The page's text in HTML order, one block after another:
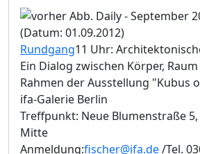
(Datum: 01.09.2012)
Rundgang11 Uhr:
Ein Dialog zwischen Körper,
Rahmen der Ausstellung "Kubus
ifa-Galerie Berlin
Treffpunkt: Neue Blumenstraße
Mitte
Anmeldung:fischer@ifa.de/Tel.